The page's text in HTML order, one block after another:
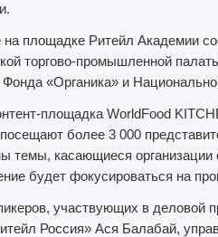
площадке Ритейл Академии
торгово-промышленной
«Органика» и
площадка WorldFood
более 3 000
темы, касающиеся организации
будет фокусироваться на
участвующих в деловой
Россия» Ася Балабай,